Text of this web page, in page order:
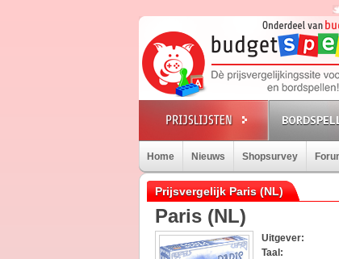
Home Nieuws Shopsurvey
Prijsvergelijk Paris (NL)
Paris (NL)
Uitgever:
Taal: